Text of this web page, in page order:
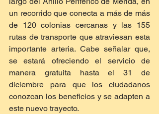
un recorrido que conecta a más de más
de 120 colonias cercanas y las 155
rutas de transporte que atraviesan esta
importante arteria. Cabe señalar que,
se estará ofreciendo el servicio de
manera gratuita hasta el 31 de
diciembre para que los ciudadanos
conozcan los beneficios y se adapten a
este nuevo trayecto.